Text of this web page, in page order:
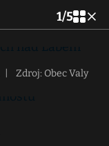
1/5
Zdroj: Obec Valy